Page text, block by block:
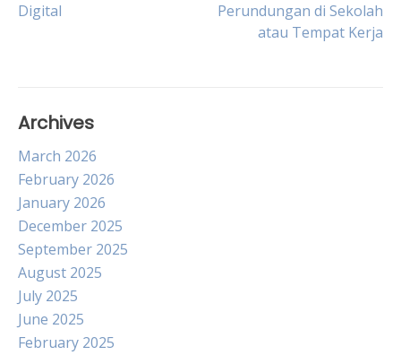
navigation
Digital
Perundungan di Sekolah
atau Tempat Kerja
Archives
March 2026
February 2026
January 2026
December 2025
September 2025
August 2025
July 2025
June 2025
February 2025